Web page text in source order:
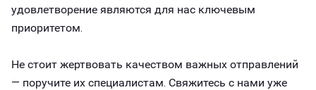
удовлетворение являются для нас ключевым
приоритетом.
Не стоит жертвовать качеством важных отправлений
— поручите их специалистам. Свяжитесь с нами уже